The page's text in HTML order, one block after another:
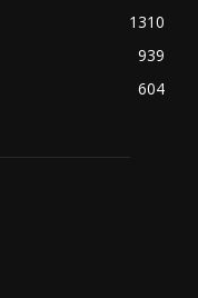
1310
939
604